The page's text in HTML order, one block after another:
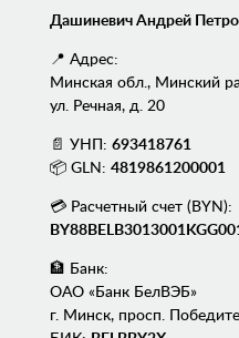
Дашиневич Андрей
📍 Адрес:
Минская обл., Минский
ул. Речная, д. 20
📄 УНП: 693418761
📦 GLN: 4819861200001
💳 Расчетный счет (BYN):
🏦 Банк:
ОАО «Банк БелВЭБ»
г. Минск, просп.